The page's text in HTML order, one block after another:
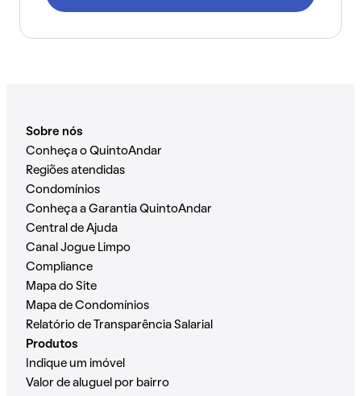
Sobre nós
Conheça o QuintoAndar
Regiões atendidas
Condomínios
Conheça a Garantia QuintoAndar
Central de Ajuda
Canal Jogue Limpo
Compliance
Mapa do Site
Mapa de Condomínios
Relatório de Transparência Salarial
Produtos
Indique um imóvel
Valor de aluguel por bairro